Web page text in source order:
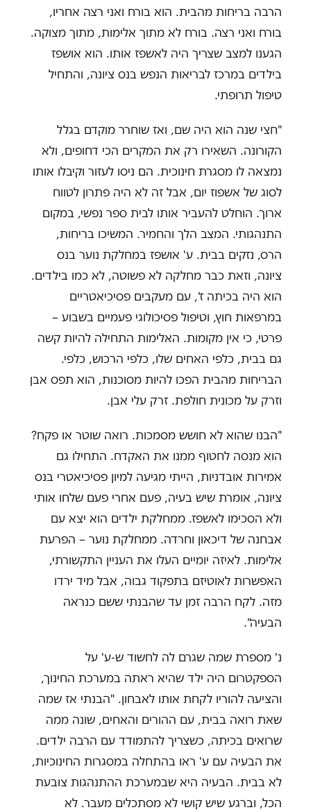
הרבה בריחות מהבית. הוא בורח ואני רצה אחריו,
בורח ואני רצה. בורח לא מתוך אלימות, מתוך מצוקה.
הגענו למצב שצריך היה לאשפז אותו. הוא אושפז
בילדים במרכז לבריאות הנפש בנס ציונה, והתחיל
טיפול תרופתי.
"חצי שנה הוא היה שם, ואז שוחרר מוקדם בגלל
הקורונה. השאירו רק את המקרים הכי דחופים, ולא
נמצאה לו מסגרת חינוכית. הם ניסו לעזור וקיבלו אותו
לסוג של אשפוז יום, אבל זה לא היה פתרון לטווח
ארוך. הוחלט להעביר אותו לבית ספר נפשי, במקום
התנהגותי. המצב הלך והחמיר. המשיכו בריחות,
הרס, נזקים בבית. ע' אושפז במחלקת נוער בנס
ציונה, וזאת כבר מחלקה לא פשוטה, לא כמו בילדים.
הוא היה בכיתה ז', עם מעקבים פסיכיאטריים
במרפאות חוץ, וטיפול פסיכולוגי פעמיים בשבוע –
פרטי, כי אין מקומות. האלימות התחילה להיות קשה
גם בבית, כלפי האחים שלו, כלפי הרכוש, כלפי.
הבריחות מהבית הפכו להיות מסוכנות, הוא תפס אבן
וזרק על מכונית חולפת. זרק עלי אבן.
"הבנו שהוא לא חושש מסמכות. רואה שוטר או פקח?
הוא מנסה לחטוף ממנו את האקדח. התחילו גם
אמירות אובדניות, הייתי מגיעה למיון פסיכיאטרי בנס
ציונה, אומרת שיש בעיה, פעם אחרי פעם שלחו אותי
ולא הסכימו לאשפז. ממחלקת ילדים הוא יצא עם
אבחנה של דיכאון וחרדה. ממחלקת נוער – הפרעת
אלימות. לאיזה יומיים העלו את העניין התקשורתי,
האפשרות לאוטיזם בתפקוד גבוה, אבל מיד ירדו
מזה. לקח הרבה זמן עד שהבנתי ששם כנראה
הבעיה".
נ' מספרת שמה שגרם לה לחשוד ש-ע' על
הספקטרום היה ילד שהיא ראתה במערכת החינוך,
והציעה להוריו לקחת אותו לאבחון. "הבנתי אז שמה
שאת רואה בבית, עם ההורים והאחים, שונה ממה
שרואים בכיתה, כשצריך להתמודד עם הרבה ילדים.
את הבעיה עם ע' ראו בהתחלה במסגרות החינוכיות,
לא בבית. הבעיה היא שבמערכת ההתנהגות צובעת
הכל, וברגע שיש קושי לא מסתכלים מעבר. לא